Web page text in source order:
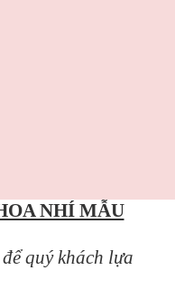
NHÍ MẪU
quý khách lựa